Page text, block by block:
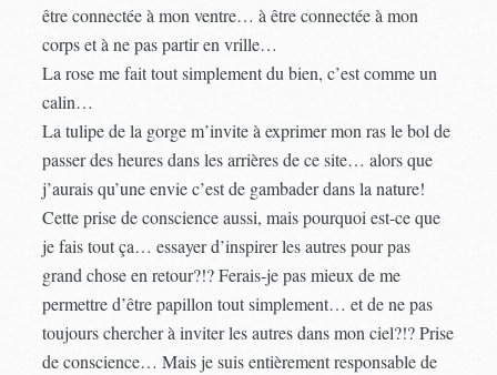
être connectée à mon ventre… à être connectée à mon
corps et à ne pas partir en vrille…
La rose me fait tout simplement du bien, c’est comme un
calin…
La tulipe de la gorge m’invite à exprimer mon ras le bol de
passer des heures dans les arrières de ce site… alors que
j’aurais qu’une envie c’est de gambader dans la nature!
Cette prise de conscience aussi, mais pourquoi est-ce que
je fais tout ça… essayer d’inspirer les autres pour pas
grand chose en retour?!? Ferais-je pas mieux de me
permettre d’être papillon tout simplement… et de ne pas
toujours chercher à inviter les autres dans mon ciel?!? Prise
de conscience… Mais je suis entièrement responsable de